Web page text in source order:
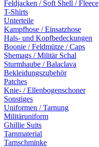
Feldjacken / Soft Shell / Fleece
T-Shirts
Unterteile
Kampfhose / Einsatzhose
Hals- und Kopfbedeckungen
Boonie / Feldmütze / Caps
Shemags / Militär Schal
Sturmhaube / Balaclava
Bekleidungszubehör
Patches
Knie- / Ellenbogenschoner
Sonstiges
Uniformen / Tarnung
Militäruniform
Ghillie Suits
Tarnmaterial
Tarnschminke